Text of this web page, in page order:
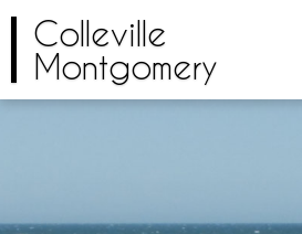
Colleville
Montgomery